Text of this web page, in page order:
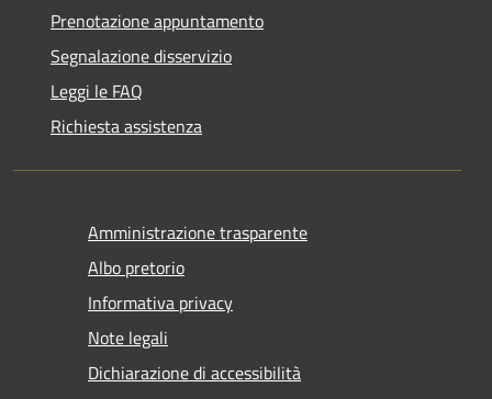
Prenotazione appuntamento
Segnalazione disservizio
Leggi le FAQ
Richiesta assistenza
Amministrazione trasparente
Albo pretorio
Informativa privacy
Note legali
Dichiarazione di accessibilità